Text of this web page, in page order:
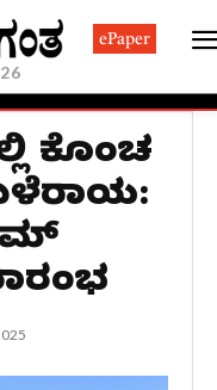
ePaper
ಕೊಂಚ